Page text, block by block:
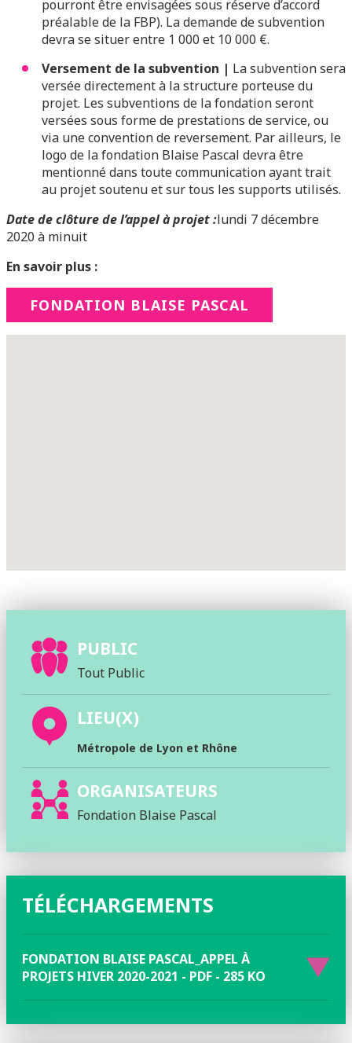
pourront être envisagées sous réserve d’accord
préalable de la FBP). La demande de subvention
devra se situer entre 1 000 et 10 000 €.
Versement de la subvention | La subvention sera
versée directement à la structure porteuse du
projet. Les subventions de la fondation seront
versées sous forme de prestations de service, ou
via une convention de reversement. Par ailleurs, le
logo de la fondation Blaise Pascal devra être
mentionné dans toute communication ayant trait
au projet soutenu et sur tous les supports utilisés.
Date de clôture de l’appel à projet :lundi 7 décembre
2020 à minuit
En savoir plus :
FONDATION BLAISE PASCAL
PUBLIC
Tout Public
LIEU(X)
Métropole de Lyon et Rhône
ORGANISATEURS
Fondation Blaise Pascal
TÉLÉCHARGEMENTS
FONDATION BLAISE PASCAL_APPEL À
PROJETS HIVER 2020-2021 - PDF - 285 KO